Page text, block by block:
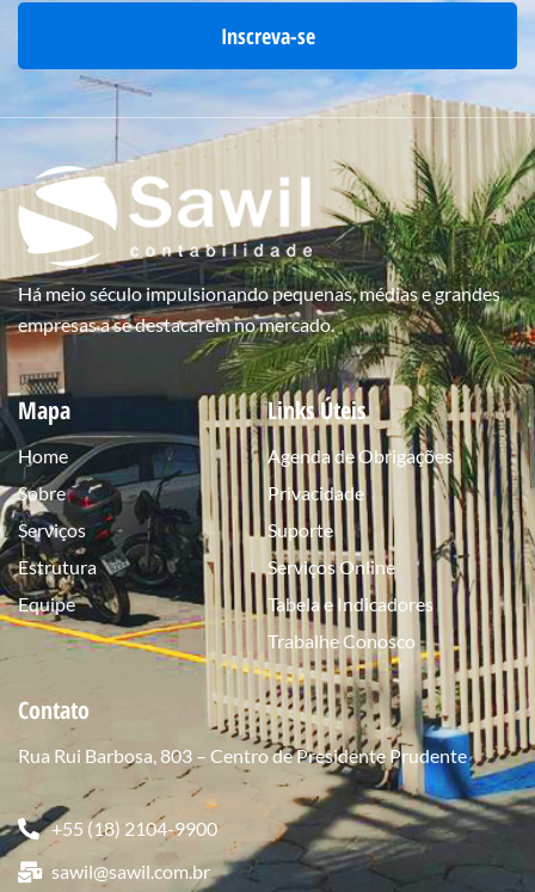
Inscreva-se
Há meio século impulsionando pequenas, médias e grandes
empresas a se destacarem no mercado.
Mapa
Home
Sobre
Serviços
Estrutura
Equipe
Links Úteis
Agenda de Obrigações
Privacidade
Suporte
Serviços Online
Tabela e Indicadores
Trabalhe Conosco
Contato
Rua Rui Barbosa, 803 – Centro de Presidente Prudente
+55 (18) 2104-9900
sawil@sawil.com.br